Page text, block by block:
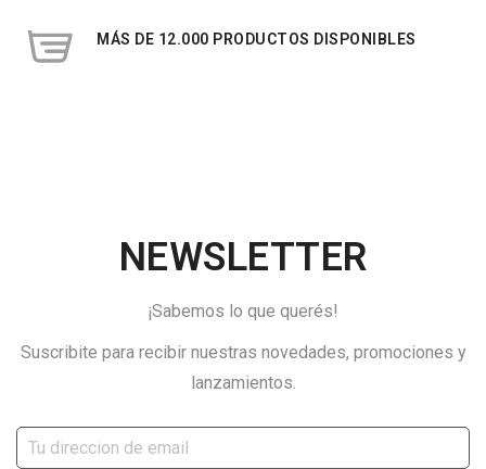
MÁS DE 12.000 PRODUCTOS DISPONIBLES
NEWSLETTER
¡Sabemos lo que querés!
Suscribite para recibir nuestras novedades, promociones y
lanzamientos.